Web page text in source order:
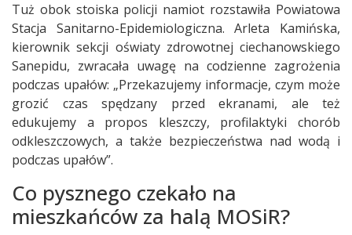
Tuż obok stoiska policji namiot rozstawiła Powiatowa
Stacja Sanitarno-Epidemiologiczna. Arleta Kamińska,
kierownik sekcji oświaty zdrowotnej ciechanowskiego
Sanepidu, zwracała uwagę na codzienne zagrożenia
podczas upałów: „Przekazujemy informacje, czym może
grozić czas spędzany przed ekranami, ale też
edukujemy a propos kleszczy, profilaktyki chorób
odkleszczowych, a także bezpieczeństwa nad wodą i
podczas upałów”.
Co pysznego czekało na
mieszkańców za halą MOSiR?